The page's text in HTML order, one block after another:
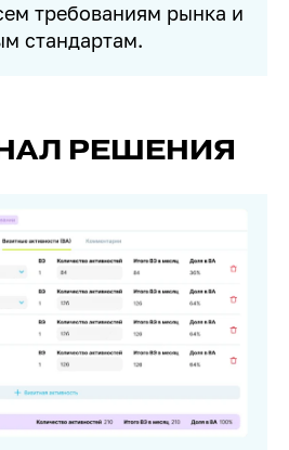
требованиям рынка и
стандартам.
РЕШЕНИЯ